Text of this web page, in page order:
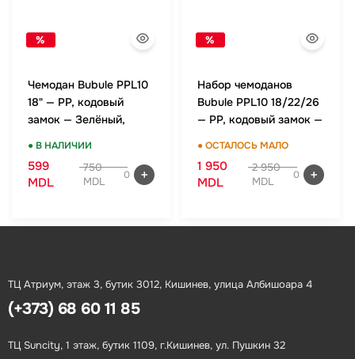
%
Чемодан Bubule PPL10
18" — PP, кодовый
замок — Зелёный,
● В НАЛИЧИИ
599
MDL
750
MDL
0
%
Набор чемоданов
Bubule PPL10 18/22/26
— PP, кодовый замок —
● ОСТАЛОСЬ МАЛО
1 950
MDL
2 950
MDL
0
ТЦ Атриум, этаж 3, бутик 3012, Кишинев, улица Албишоара 4
(+373) 68 60 11 85
ТЦ Suncity, 1 этаж, бутик 1109, г.Кишинев, ул. Пушкин 32